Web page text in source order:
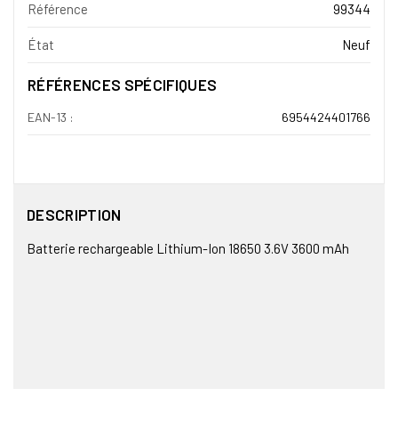
Référence 99344
État Neuf
RÉFÉRENCES SPÉCIFIQUES
EAN-13 : 6954424401766
DESCRIPTION
Batterie rechargeable Lithium-Ion 18650 3.6V 3600 mAh